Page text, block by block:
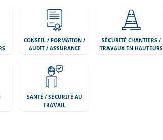
CONSEIL / FORMATION /
AUDIT / ASSURANCE
SÉCURITÉ CHANTIERS /
TRAVAUX EN HAUTEURS
SANTÉ / SÉCURITÉ AU
TRAVAIL